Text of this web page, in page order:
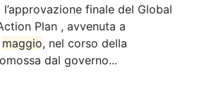
l’approvazione finale del Global
Plan , avvenuta a
maggio, nel corso della
dal governo...